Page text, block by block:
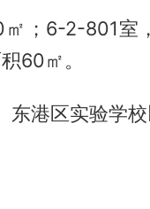
；6-2-801室
60㎡。
东港区实验学